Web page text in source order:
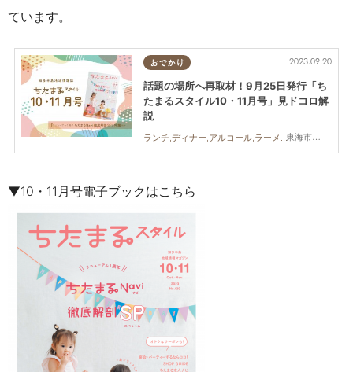
ています。
おでかけ
東海市,大府市,知多市,阿久比町,半田市,武豊町,南知多町,常滑市,美浜町,東浦町
2023.09.20
話題の場所へ再取材！9月25日発行「ち
たまるスタイル10・11月号」見ドコロ解
説
ランチ,ディナー,アルコール,ラーメン,カフェ,スイーツ,ビューティー,ダイエット,住まい,習い事,ちたまるスタイル掲載店,トレンド
▼10・11月号電子ブックはこちら